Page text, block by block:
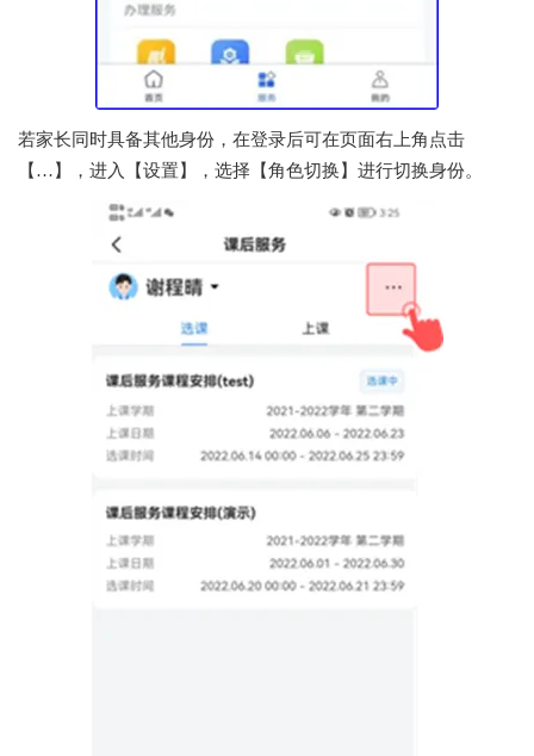
若家长同时具备其他身份，在登录后可在页面右上角点击
【…】，进入【设置】，选择【角色切换】进行切换身份。